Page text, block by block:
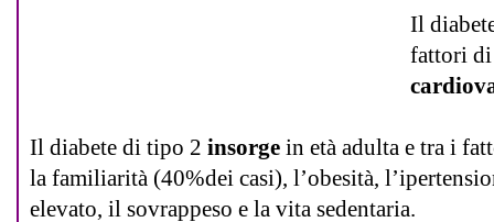
Il
fattori
Il diabete di tipo 2 insorge in età adulta e tra i
la familiarità (40%dei casi), l’obesità,
elevato, il sovrappeso e la vita sedentaria.